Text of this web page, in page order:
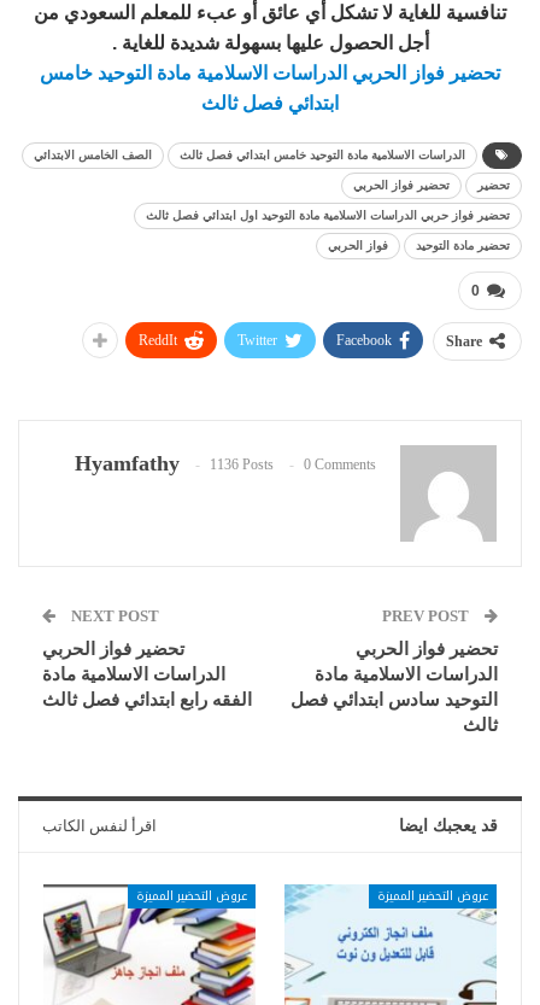
تنافسية للغاية لا تشكل أي عائق أو عبء للمعلم السعودي من
أجل الحصول عليها بسهولة شديدة للغاية .
تحضير فواز الحربي الدراسات الاسلامية مادة التوحيد خامس
ابتدائي فصل ثالث
الدراسات الاسلامية مادة التوحيد خامس ابتدائي فصل ثالث الصف الخامس الابتدائي
تحضير تحضير فواز الحربي
تحضير فواز حربي الدراسات الاسلامية مادة التوحيد اول ابتدائي فصل ثالث
تحضير مادة التوحيد فواز الحربي
0
Share
Facebook
Twitter
ReddIt
Hyamfathy 1136 Posts 0 Comments
تحضير فواز الحربي
الدراسات الاسلامية مادة
التوحيد سادس ابتدائي فصل
ثالث
NEXT POST
تحضير فواز الحربي
الدراسات الاسلامية مادة
الفقه رابع ابتدائي فصل ثالث
قد يعجبك ايضا اقرأ لنفس الكاتب
عروض التحضير المميزة عروض التحضير المميزة